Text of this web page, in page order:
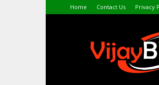
Home Contact Us Privacy